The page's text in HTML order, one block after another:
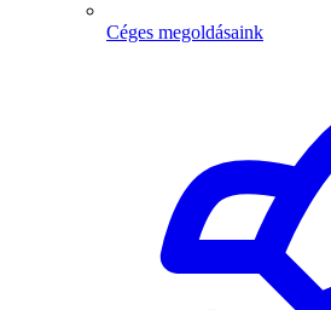
Céges megoldásaink